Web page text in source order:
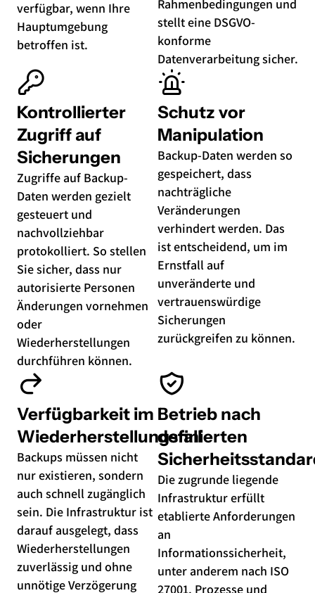
verfügbar, wenn Ihre
Hauptumgebung
betroffen ist.
Rahmenbedingungen und
stellt eine DSGVO-
konforme
Datenverarbeitung sicher.
Kontrollierter
Zugriff auf
Sicherungen
Zugriffe auf Backup-
Daten werden gezielt
gesteuert und
nachvollziehbar
protokolliert. So stellen
Sie sicher, dass nur
autorisierte Personen
Änderungen vornehmen
oder
Wiederherstellungen
durchführen können.
Schutz vor
Manipulation
Backup-Daten werden so
gespeichert, dass
nachträgliche
Veränderungen
verhindert werden. Das
ist entscheidend, um im
Ernstfall auf
unveränderte und
vertrauenswürdige
Sicherungen
zurückgreifen zu können.
Verfügbarkeit im
Wiederherstellungsfall
Backups müssen nicht
nur existieren, sondern
auch schnell zugänglich
sein. Die Infrastruktur ist
darauf ausgelegt, dass
Wiederherstellungen
zuverlässig und ohne
unnötige Verzögerung
Betrieb nach
definierten
Die zugrunde liegende
Infrastruktur erfüllt
etablierte Anforderungen
an
Informationssicherheit,
unter anderem nach ISO
27001. Prozesse und